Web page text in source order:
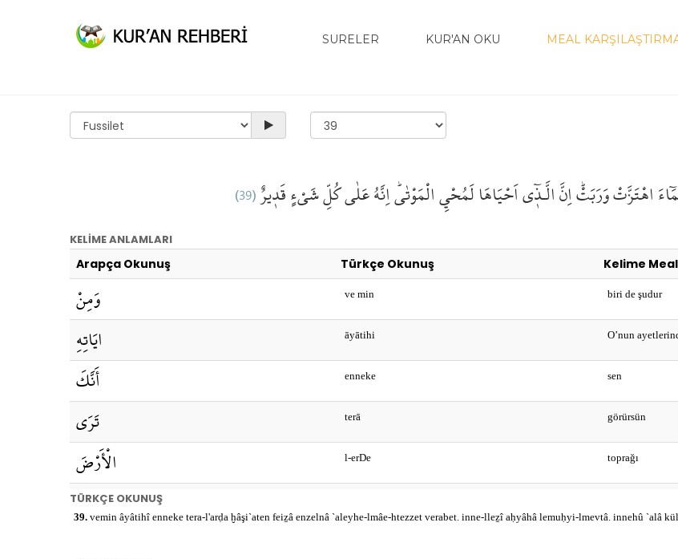
SURELER KUR'AN OKU MEAL
اهْتَزَّتْوَرَبَتْۜاِنَّالَّـذ۪ٓي اَحْيَاهَالَمُحْـيِالْمَوْتٰىۜاِنَّهُعَلٰى كُلِّ شَيْءٍقَد۪يرٌ(39)
KELİME ANLAMLARI
Arapça Okunuş Türkçe Okunuş Kelime
وَمِنْ ve min biri de şudur
ايَاتِهِ āyātihi O’nun
أَنَّكَ
enneke sen
تَرَى terā görürsün
الْأَرْضَ
l-erDe toprağı
خَاشِعَةً
TÜRKÇE OKUNUŞ
39. vemin âyâtihî enneke tera-l'arḍa ḫâşi`aten feiẕâ enzelnâ `aleyhe-lmâe-htezzet verabet. inne-lleẕî aḥyâhâ lemuḥyi-lmevtâ. innehû `alâ